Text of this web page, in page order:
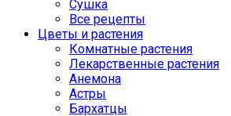
Сушка
Все рецепты
Цветы и растения
Комнатные растения
Лекарственные растения
Анемона
Астры
Бархатцы